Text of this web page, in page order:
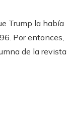
Trump la había
Por entonces,
de la revista